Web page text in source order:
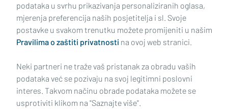
Impressum Uvjeti korištenja Politika privatnosti
Politika kolačića Kontakt Pritužbe Suradnici
Oglašavanje
RUBRIKE
podataka u svrhu prikazivanja personaliziranih oglasa,
mjerenja preferencija naših posjetitelja i sl. Svoje
postavke u svakom trenutku možete promijeniti u našim
Pravilima o zaštiti privatnosti na ovoj web stranici.
Neki partneri ne traže vaš pristanak za obradu vaših
podataka već se pozivaju na svoj legitimni poslovni
interes. Takvom načinu obrade podataka možete se
usprotiviti klikom na "Saznajte više".